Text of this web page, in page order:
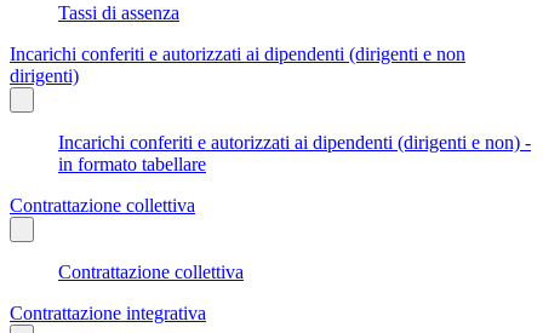
Tassi di assenza
Incarichi conferiti e autorizzati ai dipendenti (dirigenti e non
dirigenti)
Incarichi conferiti e autorizzati ai dipendenti (dirigenti e non) -
in formato tabellare
Contrattazione collettiva
Contrattazione collettiva
Contrattazione integrativa